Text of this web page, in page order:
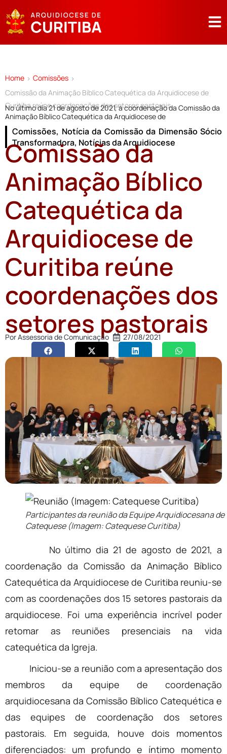
Home > Comissões >
Comissão da Animação Bíblico Catequética da Arquidiocese de
Curitiba reúne coordenações dos setores pastorais
No último dia 21 de agosto de 2021, a coordenação da Comissão da
Animação Bíblico Catequética da Arquidiocese de
Comissões, Notícia da Comissão da Dimensão Sócio
Transformadora, Notícias da Arquidiocese
Comissão da
Animação Bíblico
Catequética da
Arquidiocese de
Curitiba reúne
coordenações dos
setores pastorais
PorAssessoria de Comunicação 27/08/2021
Participantes da reunião da Equipe Arquidiocesana de
Catequese (Imagem: Catequese Curitiba)
No último dia 21 de agosto de 2021, a
coordenação da Comissão da Animação Bíblico
Catequética da Arquidiocese de Curitiba reuniu-se
com as coordenações dos 15 setores pastorais da
arquidiocese. Foi uma experiência incrível poder
retomar as reuniões presenciais na vida
catequética da Igreja.
Iniciou-se a reunião com a apresentação dos
membros da equipe de coordenação
arquidiocesana da Comissão Bíblico Catequética e
das equipes de coordenação dos setores
pastorais. Em seguida, houve dois momentos
diferenciados: um profundo e íntimo momento